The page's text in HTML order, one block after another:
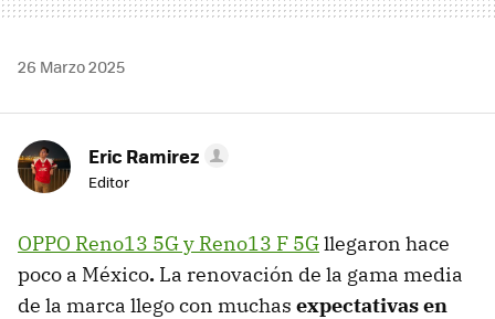
26 Marzo 2025
Eric Ramirez
Editor
OPPO Reno13 5G y Reno13 F 5Gllegaron hace
poco a México. La renovación de la gama media
de la marca llego con muchas expectativas en